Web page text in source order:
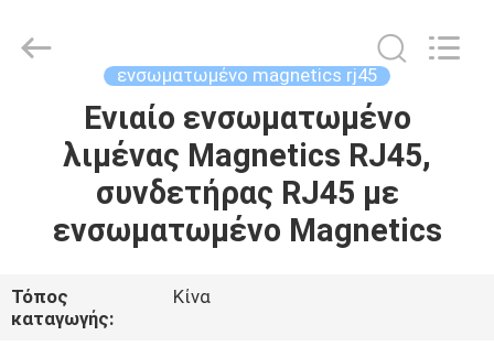
ΠΡΟΪΌΝΤΑ
ΕΜΕΊΣ
Rights
ενσωματωμένο magnetics rj45
Ενιαίο ενσωματωμένο
λιμένας Magnetics RJ45,
συνδετήρας RJ45 με
ενσωματωμένο Magnetics
Τόπος
καταγωγής:
Κίνα